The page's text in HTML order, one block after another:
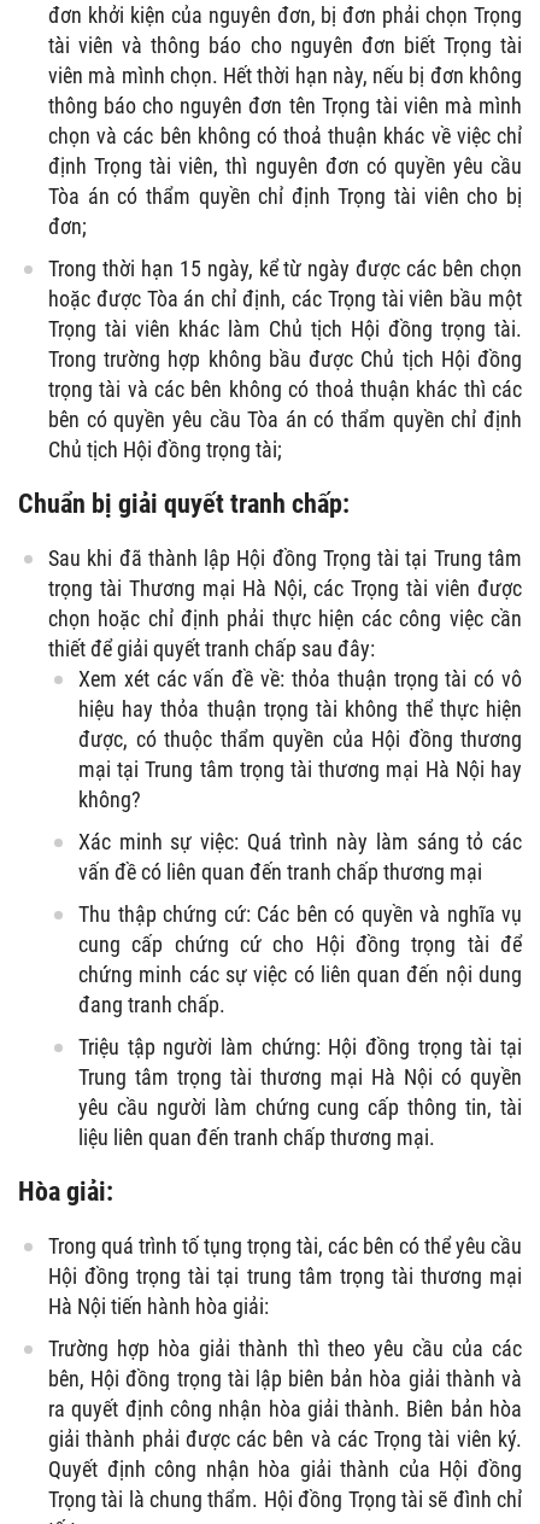
đơn khởi kiện của nguyên đơn, bị đơn phải chọn Trọng
tài viên và thông báo cho nguyên đơn biết Trọng tài
viên mà mình chọn. Hết thời hạn này, nếu bị đơn không
thông báo cho nguyên đơn tên Trọng tài viên mà mình
chọn và các bên không có thoả thuận khác về việc chỉ
định Trọng tài viên, thì nguyên đơn có quyền yêu cầu
Tòa án có thẩm quyền chỉ định Trọng tài viên cho bị
đơn;
Trong thời hạn 15 ngày, kể từ ngày được các bên chọn
hoặc được Tòa án chỉ định, các Trọng tài viên bầu một
Trọng tài viên khác làm Chủ tịch Hội đồng trọng tài.
Trong trường hợp không bầu được Chủ tịch Hội đồng
trọng tài và các bên không có thoả thuận khác thì các
bên có quyền yêu cầu Tòa án có thẩm quyền chỉ định
Chủ tịch Hội đồng trọng tài;
Chuẩn bị giải quyết tranh chấp:
Sau khi đã thành lập Hội đồng Trọng tài tại Trung tâm
trọng tài Thương mại Hà Nội, các Trọng tài viên được
chọn hoặc chỉ định phải thực hiện các công việc cần
thiết để giải quyết tranh chấp sau đây:
Xem xét các vấn đề về: thỏa thuận trọng tài có vô
hiệu hay thỏa thuận trọng tài không thể thực hiện
được, có thuộc thẩm quyền của Hội đồng thương
mại tại Trung tâm trọng tài thương mại Hà Nội hay
không?
Xác minh sự việc: Quá trình này làm sáng tỏ các
vấn đề có liên quan đến tranh chấp thương mại
Thu thập chứng cứ: Các bên có quyền và nghĩa vụ
cung cấp chứng cứ cho Hội đồng trọng tài để
chứng minh các sự việc có liên quan đến nội dung
đang tranh chấp.
Triệu tập người làm chứng: Hội đồng trọng tài tại
Trung tâm trọng tài thương mại Hà Nội có quyền
yêu cầu người làm chứng cung cấp thông tin, tài
liệu liên quan đến tranh chấp thương mại.
Hòa giải:
Trong quá trình tố tụng trọng tài, các bên có thể yêu cầu
Hội đồng trọng tài tại trung tâm trọng tài thương mại
Hà Nội tiến hành hòa giải:
Trường hợp hòa giải thành thì theo yêu cầu của các
bên, Hội đồng trọng tài lập biên bản hòa giải thành và
ra quyết định công nhận hòa giải thành. Biên bản hòa
giải thành phải được các bên và các Trọng tài viên ký.
Quyết định công nhận hòa giải thành của Hội đồng
Trọng tài là chung thẩm. Hội đồng Trọng tài sẽ đình chỉ